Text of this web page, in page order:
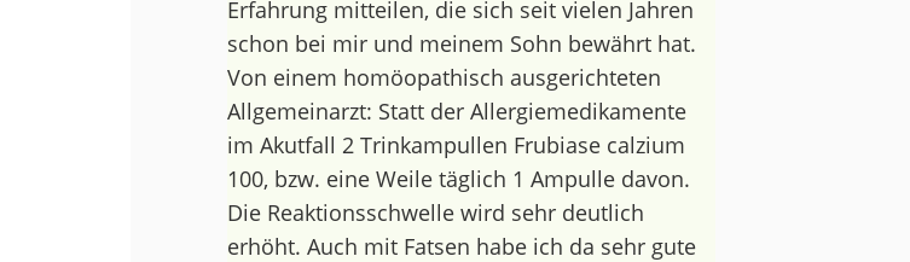
Erfahrung mitteilen, die sich seit vielen Jahren
schon bei mir und meinem Sohn bewährt hat.
Von einem homöopathisch ausgerichteten
Allgemeinarzt: Statt der Allergiemedikamente
im Akutfall 2 Trinkampullen Frubiase calzium
100, bzw. eine Weile täglich 1 Ampulle davon.
Die Reaktionsschwelle wird sehr deutlich
erhöht. Auch mit Fatsen habe ich da sehr gute